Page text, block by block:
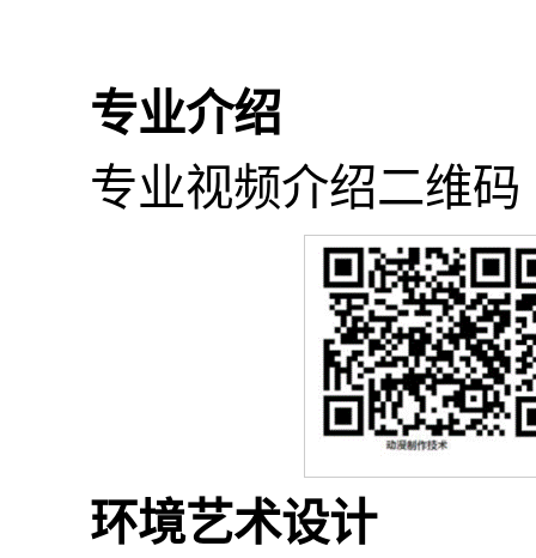
专业介绍
专业视频介绍二维码
环境艺术设计